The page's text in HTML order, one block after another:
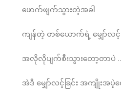
ဖောက်ဖျက်သွားတဲ့အခါ
ကျန်တဲ့ တစ်ယောက်ရဲ့ မျှော်လင့်
အလိုလိုပျက်စီးသွားတော့တာပဲ ..
အဲဒီ မျှော်လင့်ခြင်း အကျိုးအ